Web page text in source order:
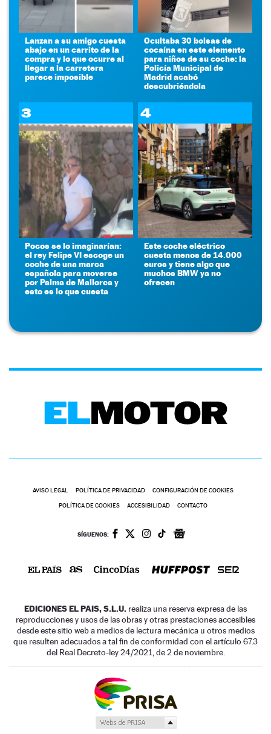
Lanzan a su amigo cuesta
abajo en un carrito de la
compra y lo que ocurre al
llegar a la carretera
parece imposible
Ocultaba 30 bolsas de
cocaína en este elemento
para niños de su coche: la
Policía Municipal de
Madrid acabó
descubriéndola
3
Pocos se lo imaginarían:
el rey Felipe VI escoge un
coche de una marca
española para moverse
por Palma de Mallorca y
esto es lo que cuesta
4
Este coche eléctrico
cuesta menos de 14.000
euros y tiene algo que
muchos BMW ya no
ofrecen
AVISO LEGAL POLÍTICA DE PRIVACIDAD CONFIGURACIÓN DE COOKIES
POLÍTICA DE COOKIES ACCESIBILIDAD CONTACTO
SÍGUENOS:
EDICIONES EL PAIS, S.L.U. realiza una reserva expresa de las
reproducciones y usos de las obras y otras prestaciones accesibles
desde este sitio web a medios de lectura mecánica u otros medios
que resulten adecuados a tal fin de conformidad con el artículo 67.3
del Real Decreto-ley 24/2021, de 2 de noviembre.